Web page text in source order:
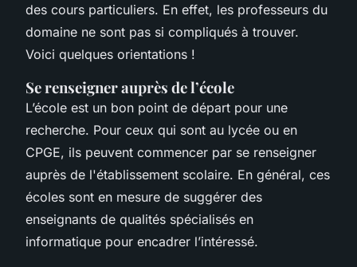
des cours particuliers. En effet, les professeurs du
domaine ne sont pas si compliqués à trouver.
Voici quelques orientations !
Se renseigner auprès de l’école
L’école est un bon point de départ pour une
recherche. Pour ceux qui sont au lycée ou en
CPGE, ils peuvent commencer par se renseigner
auprès de l'établissement scolaire. En général, ces
écoles sont en mesure de suggérer des
enseignants de qualités spécialisés en
informatique pour encadrer l’intéressé.